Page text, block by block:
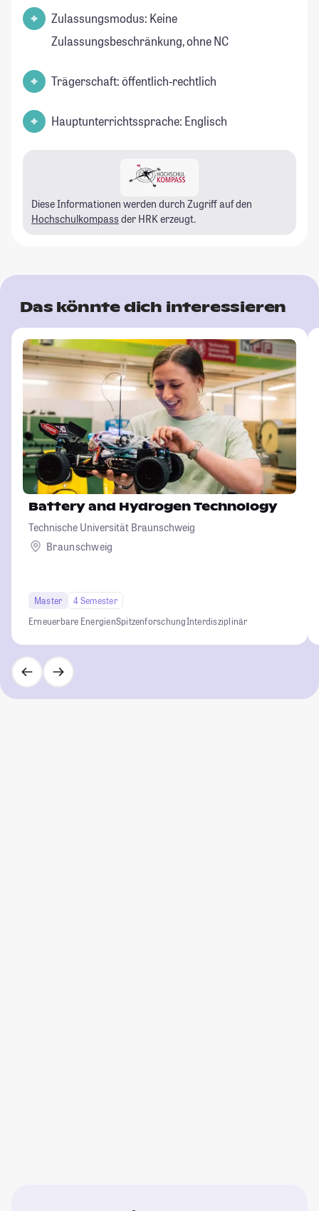
Zulassungsmodus: Keine
Zulassungsbeschränkung, ohne NC
Trägerschaft: öffentlich-rechtlich
Hauptunterrichtssprache: Englisch
Diese Informationen werden durch Zugriff auf den
Hochschulkompass der HRK erzeugt.
Das könnte dich interessieren
Battery and Hydrogen Technology
Technische Universität Braunschweig
Braunschweig
Master
4 Semester
Erneuerbare EnergienSpitzenforschungInterdisziplinär